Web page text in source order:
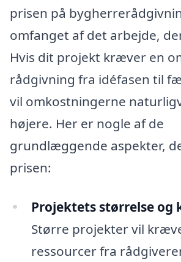
prisen på
omfanget af det arbejde,
Hvis dit projekt kræver en
rådgivning fra idéfasen til
vil omkostningerne
højere. Her er nogle af de
grundlæggende aspekter,
prisen:
Projektets størrelse og
Større projekter vil
ressourcer fra